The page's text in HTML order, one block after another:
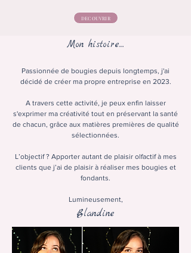
DECOUVRIR
Mon histoire....
Passionnée de bougies depuis longtemps, j'ai
décidé de créer ma propre entreprise en 2023.
A travers cette activité, je peux enfin laisser
s'exprimer ma créativité tout en préservant la santé
de chacun, grâce aux matières premières de qualité
sélectionnées.
L’objectif ? Apporter autant de plaisir olfactif à mes
clients que j’ai de plaisir à réaliser mes bougies et
fondants.
Lumineusement,
Blandine